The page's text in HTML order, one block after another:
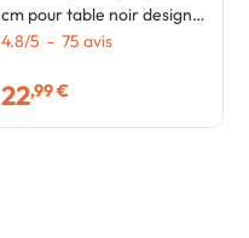
cm pour table noir design
industriel
4.8/5 - 75 avis
22,99 €